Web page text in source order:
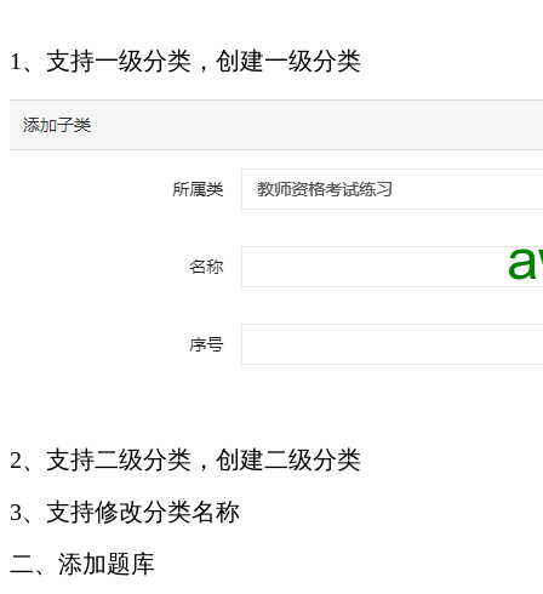
1、支持一级分类，创建一级分类
2、支持二级分类，创建二级分类
3、支持修改分类名称
二、添加题库